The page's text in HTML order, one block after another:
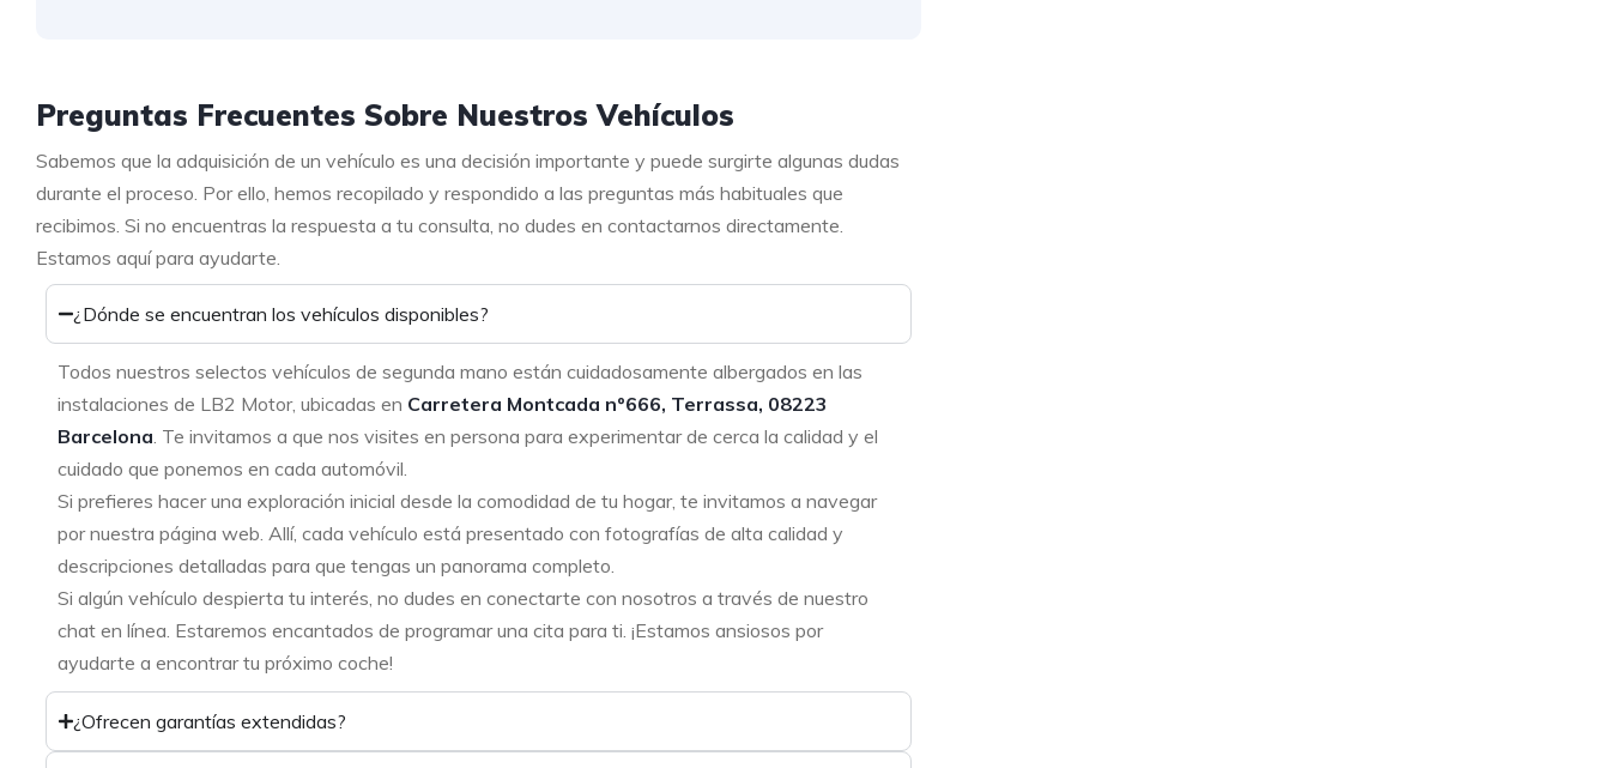
Preguntas Frecuentes Sobre Nuestros Vehículos
Sabemos que la adquisición de un vehículo es una decisión importante y puede surgirte algunas dudas
durante el proceso. Por ello, hemos recopilado y respondido a las preguntas más habituales que
recibimos. Si no encuentras la respuesta a tu consulta, no dudes en contactarnos directamente.
Estamos aquí para ayudarte.
¿Dónde se encuentran los vehículos disponibles?
Todos nuestros selectos vehículos de segunda mano están cuidadosamente albergados en las
instalaciones de LB2 Motor, ubicadas en Carretera Montcada nº666, Terrassa, 08223
Barcelona. Te invitamos a que nos visites en persona para experimentar de cerca la calidad y el
cuidado que ponemos en cada automóvil.
Si prefieres hacer una exploración inicial desde la comodidad de tu hogar, te invitamos a navegar
por nuestra página web. Allí, cada vehículo está presentado con fotografías de alta calidad y
descripciones detalladas para que tengas un panorama completo.
Si algún vehículo despierta tu interés, no dudes en conectarte con nosotros a través de nuestro
chat en línea. Estaremos encantados de programar una cita para ti. ¡Estamos ansiosos por
ayudarte a encontrar tu próximo coche!
¿Ofrecen garantías extendidas?